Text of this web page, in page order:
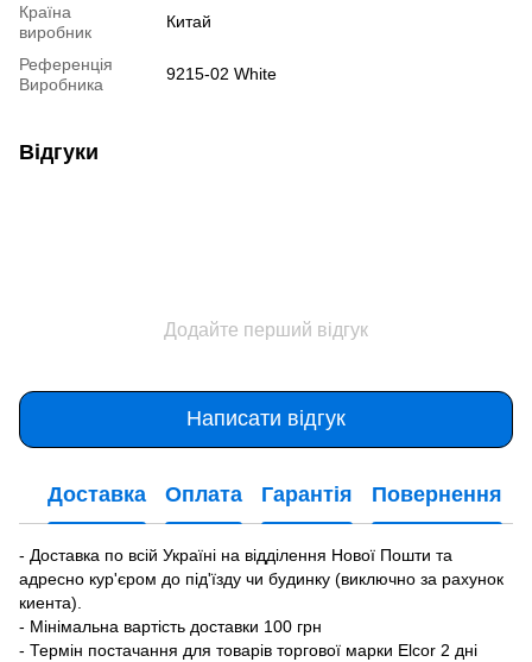
Країна
виробник
Китай
Референція
Виробника
9215-02 White
Відгуки
Додайте перший відгук
Написати відгук
Доставка Оплата Гарантія Повернення
- Доставка по всій Україні на відділення Нової Пошти та
адресно кур'єром до під'їзду чи будинку (виключно за рахунок
киента).
- Мінімальна вартість доставки 100 грн
- Термін постачання для товарів торгової марки Elcor 2 дні